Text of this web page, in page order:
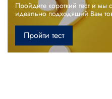
Пройдите короткий тест и мы
идеально подходящий Вам
Пройти тест